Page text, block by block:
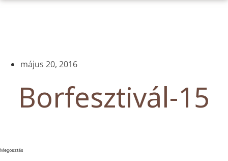
május 20, 2016
Borfesztivál-15
Megosztás